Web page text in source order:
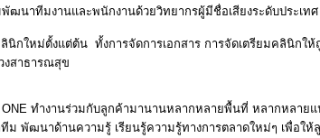
ฒนาทีมงานและพนักงานด้วยวิทยากรผู้มีชื่อเสียงระดับประเ
นิกใหม่ตั้งแต่ต้น ทั้งการจัดการเอกสาร การจัดเตรียมคลินิกใ
งสาธารณสุข
ทำงานร่วมกับลูกค้ามานานหลากหลายพื้นที่ หลากหลาย
พัฒนาด้านความรู้ เรียนรู้ความรู้ทางการตลาดใหม่ๆ เพื่อใ